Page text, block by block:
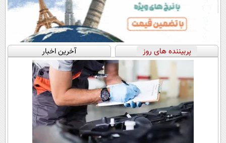
پربیننده های روز آخرین اخبار